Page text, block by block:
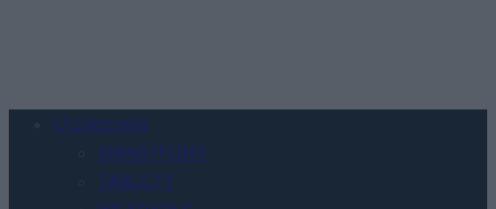
Urządzenia
SMARTFONY
TABLETY